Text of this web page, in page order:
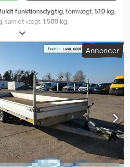
funktionsdygtig, tomvægt: 510 kg,
, samlet vægt:1.500 kg,
, længde af lastrum:
, lastepladshøjde:1.500 mm, farve:hvid,
L 1 100 km/t 1.500 kg tilladt
kg nyttelast Ladmål: 2.500 x 1.500
x 1.980 x 2.050 mm Ladehøjde: 580
multiplex-vægge med plastbelægning
vandfast belægning Indvendig
fuldsvejset og fuldgalvaniseret 2
skærmstøtter Støtteben
med boltet V-trækstang, ca. 125 cm
Bagrampe Bytte: Vi tager gerne din
eller send billeder og
Hvis du forudbetaler, kan din trailer
moms pr. km (afstand fra Bielefeld til
Annoncer